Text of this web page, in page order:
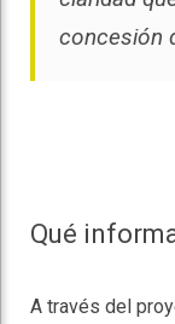
concesión
Qué
A través del